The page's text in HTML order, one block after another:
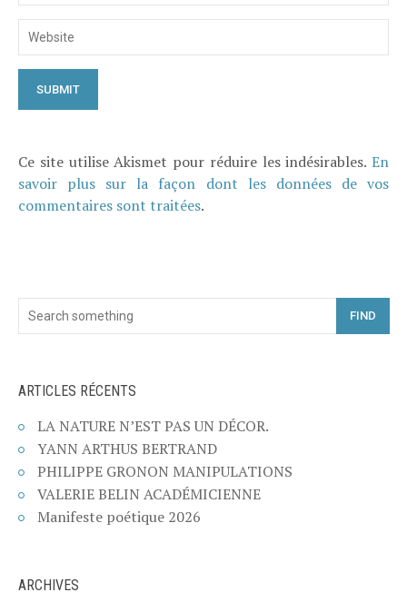
Ce site utilise Akismet pour réduire les indésirables. En
savoir plus sur la façon dont les données de vos
commentaires sont traitées.
FIND
ARTICLES RÉCENTS
LA NATURE N’EST PAS UN DÉCOR.
YANN ARTHUS BERTRAND
PHILIPPE GRONON MANIPULATIONS
VALERIE BELIN ACADÉMICIENNE
Manifeste poétique 2026
ARCHIVES